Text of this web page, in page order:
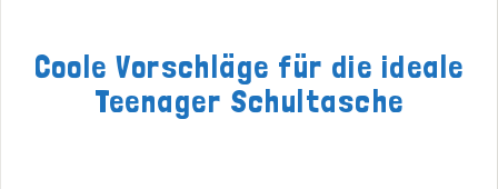
Coole Vorschläge für die ideale
Teenager Schultasche